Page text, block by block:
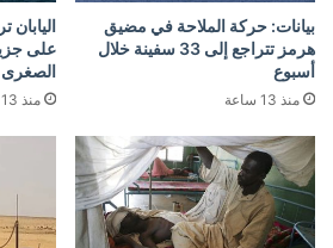
بيانات: حركة الملاحة في مضيق
هرمز تتراجع إلى 33 سفينة خلال
أسبوع
منذ 13 ساعة
على
الصغرى
منذ 13 ساعة